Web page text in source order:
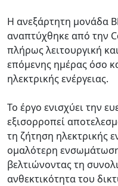
Η ανεξάρτητη μονάδα
αναπτύχθηκε από την
πλήρως λειτουργική
επόμενης ημέρας όσο
ηλεκτρικής ενέργειας.
Το έργο ενισχύει την
εξισορροπεί
τη ζήτηση ηλεκτρικής
ομαλότερη
βελτιώνοντας τη
ανθεκτικότητα του